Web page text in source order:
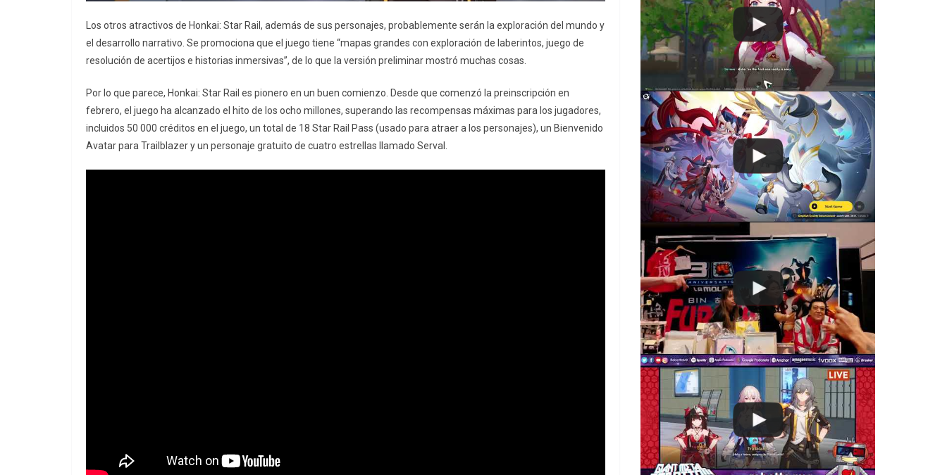
Los otros atractivos de Honkai: Star Rail, además de sus personajes, probablemente serán la exploración del mundo y
el desarrollo narrativo. Se promociona que el juego tiene “mapas grandes con exploración de laberintos, juego de
resolución de acertijos e historias inmersivas”, de lo que la versión preliminar mostró muchas cosas.
Por lo que parece, Honkai: Star Rail es pionero en un buen comienzo. Desde que comenzó la preinscripción en
febrero, el juego ha alcanzado el hito de los ocho millones, superando las recompensas máximas para los jugadores,
incluidos 50 000 créditos en el juego, un total de 18 Star Rail Pass (usado para atraer a los personajes), un Bienvenido
Avatar para Trailblazer y un personaje gratuito de cuatro estrellas llamado Serval.